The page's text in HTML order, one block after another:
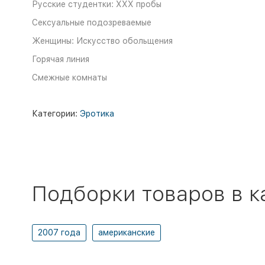
Русские студентки: XXX пробы
Сексуальные подозреваемые
Женщины: Искусство обольщения
Горячая линия
Смежные комнаты
Категории: Эротика
Подборки товаров в
2007 года американские